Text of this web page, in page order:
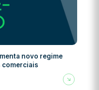
novo regime
comerciais